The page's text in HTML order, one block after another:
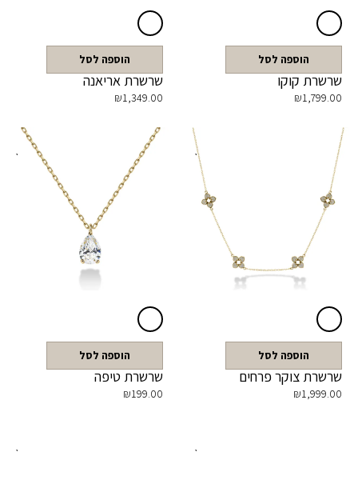
הוספה לסל
שרשרת קוקו
₪1,799.00
הוספה לסל
שרשרת אריאנה
₪1,349.00
הוספה לסל
שרשרת צוקר פרחים
₪1,999.00
הוספה לסל
שרשרת טיפה
₪199.00